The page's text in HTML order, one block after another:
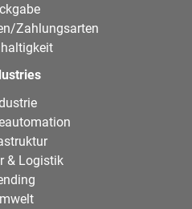
Zahlungsarten
& Logistik